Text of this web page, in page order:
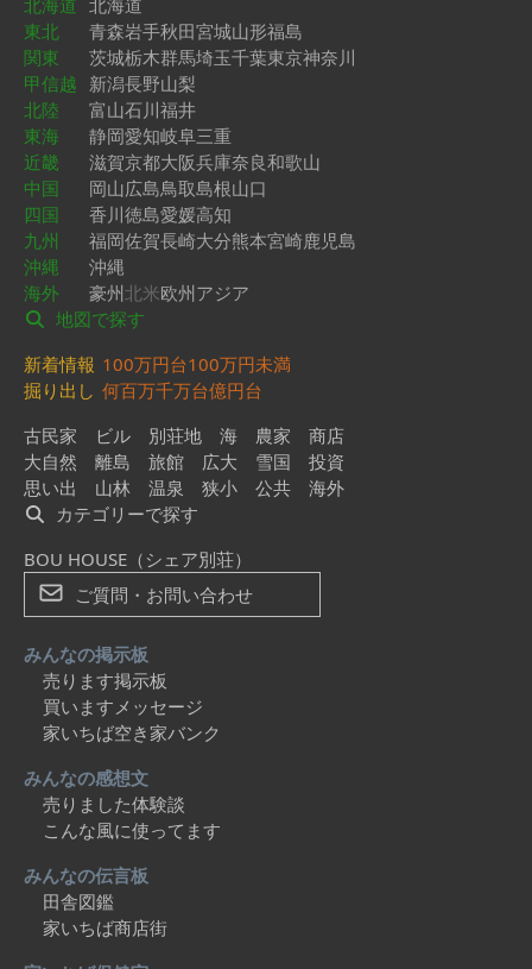
北海道 北海道
東北
青森岩手秋田宮城山形福島
関東
茨城栃木群馬埼玉千葉東京神奈川
甲信越 新潟長野山梨
北陸
富山石川福井
東海
静岡愛知岐阜三重
近畿
滋賀京都大阪兵庫奈良和歌山
中国
岡山広島鳥取島根山口
四国
香川徳島愛媛高知
九州
福岡佐賀長崎大分熊本宮崎鹿児島
沖縄
沖縄
海外
豪州北米欧州アジア
地図で探す
新着情報 100万円台100万円未満
掘り出し 何百万千万台億円台
古民家
ビル 別荘地 海 農家
商店
大自然
離島 旅館 広大 雪国
投資
思い出
山林 温泉 狭小 公共
海外
カテゴリーで探す
BOU HOUSE（シェア別荘）
ご質問・お問い合わせ
みんなの掲示板
売ります掲示板
買いますメッセージ
家いちば空き家バンク
みんなの感想文
売りました体験談
こんな風に使ってます
みんなの伝言板
田舎図鑑
家いちば商店街